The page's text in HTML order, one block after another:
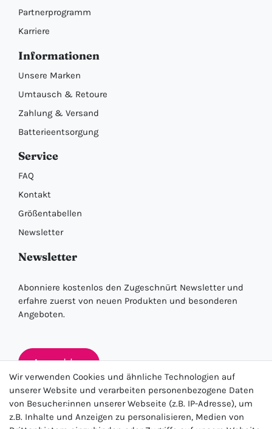
Partnerprogramm
Karriere
Informationen
Unsere Marken
Umtausch & Retoure
Zahlung & Versand
Batterieentsorgung
Service
FAQ
Kontakt
Größentabellen
Newsletter
Newsletter
Abonniere kostenlos den Zugeschnürt Newsletter und
erfahre zuerst von neuen Produkten und besonderen
Angeboten.
Anmelden
★★★★★
Wir verwenden Cookies und ähnliche Technologien auf
unserer Website und verarbeiten personenbezogene Daten
von Besucher:innen unserer Webseite (z.B. IP-Adresse), um
z.B. Inhalte und Anzeigen zu personalisieren, Medien von